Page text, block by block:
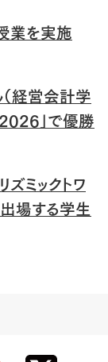
業を実施
経営会計学
2026」で優勝
ズミックトワ
出場する学生